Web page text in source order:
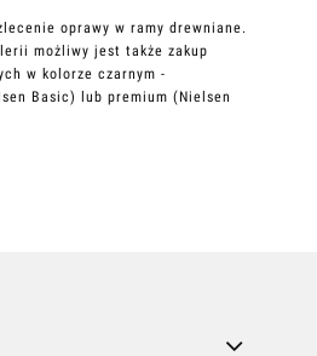
oprawy w ramy drewniane.
możliwy jest także zakup
w kolorze czarnym -
Basic) lub premium (Nielsen